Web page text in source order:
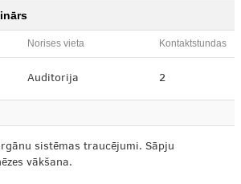
Norises vieta Kontaktstundas
Auditorija 2
sistēmas traucējumi. Sāpju
vākšana.